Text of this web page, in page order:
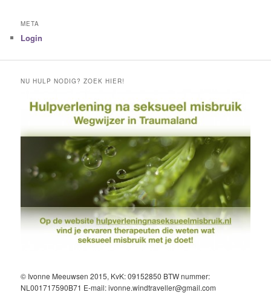
META
Login
NU HULP NODIG? ZOEK HIER!
© Ivonne Meeuwsen 2015, KvK: 09152850 BTW nummer:
NL001717590B71 E-mail: ivonne.windtraveller@gmail.com